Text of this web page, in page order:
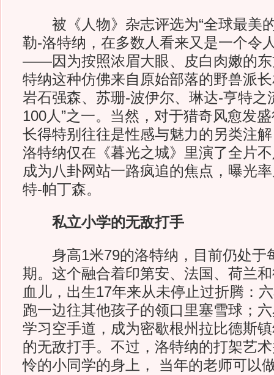
被《人物》杂志评选为“全球最美的
勒-洛特纳，在多数人看来又是一个令
——因为按照浓眉大眼、皮白肉嫩的东
特纳这种仿佛来自原始部落的野兽派
岩石强森、苏珊-波伊尔、琳达-亨特之
100人”之一。当然，对于猎奇风愈发
长得特别往往是性感与魅力的另类注
洛特纳仅在《暮光之城》里演了全片
成为八卦网站一路疯追的焦点，曝光
特-帕丁森。
私立小学的无敌打手
身高1米79的洛特纳，目前仍处于
期。这个融合着印第安、法国、荷兰
血儿，出生17年来从未停止过折腾：
跑一边往其他孩子的领口里塞雪球；
学习空手道，成为密歇根州拉比德斯
的无敌打手。不过，洛特纳的打架艺
怜的小同学的身上， 当年的老师可以